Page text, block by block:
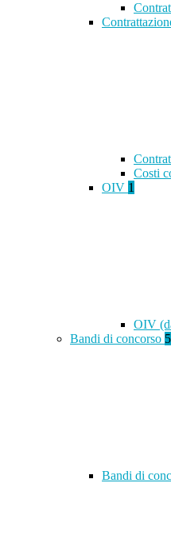
Costi
OIV 1
OIV
Bandi di concorso 5
Bandi di